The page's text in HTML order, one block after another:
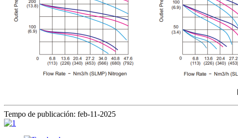
Tempo de publicación: feb-11-2025